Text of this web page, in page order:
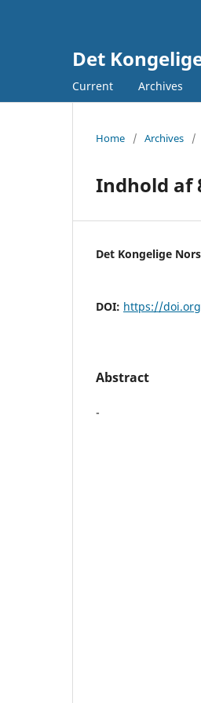
Det
Current Archives
Home / Archives /
Indhold af
Det Kongelige
DOI: https://
Abstract
-